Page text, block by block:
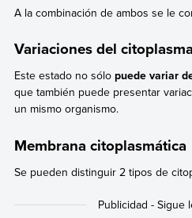
A la combinación de ambos se le
Variaciones del citoplasma
Este estado no sólo puede variar
que también puede presentar
un mismo organismo.
Membrana citoplasmática
Se pueden distinguir 2 tipos de